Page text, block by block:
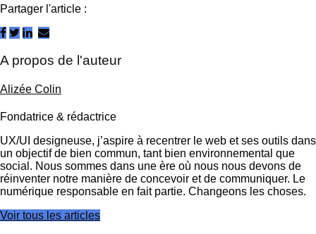
Partager l'article :
A propos de l'auteur
Alizée Colin
Fondatrice & rédactrice
UX/UI designeuse, j’aspire à recentrer le web et ses outils dans
un objectif de bien commun, tant bien environnemental que
social. Nous sommes dans une ère où nous nous devons de
réinventer notre manière de concevoir et de communiquer. Le
numérique responsable en fait partie. Changeons les choses.
Voir tous les articles